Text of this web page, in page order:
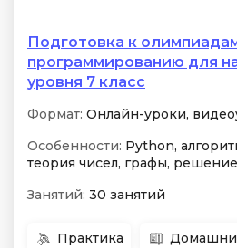
Подготовка к
программированию для
уровня 7 класс
Формат: Онлайн-уроки,
Особенности: Python,
теория чисел, графы,
Занятий: 30 занятий
Практика